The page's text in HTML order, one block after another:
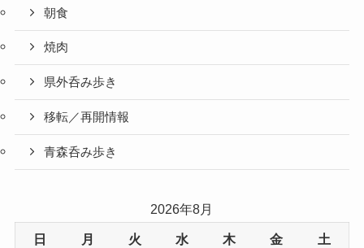
朝食
焼肉
県外呑み歩き
移転／再開情報
青森呑み歩き
2026年8月
日 月 火 水 木 金 土